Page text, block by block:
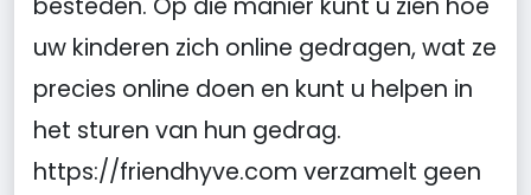
besteden. Op die manier kunt u zien hoe
uw kinderen zich online gedragen, wat ze
precies online doen en kunt u helpen in
het sturen van hun gedrag.
https://friendhyve.com verzamelt geen